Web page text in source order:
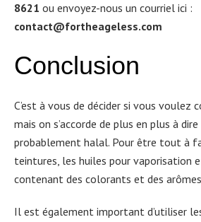
8621 ou envoyez-nous un courriel ici :
contact@fortheageless.com
Conclusion
C’est à vous de décider si vous voulez
mais on s’accorde de plus en plus à
probablement halal. Pour être tout à
teintures, les huiles pour vaporisation
contenant des colorants et des
Il est également important d’utiliser